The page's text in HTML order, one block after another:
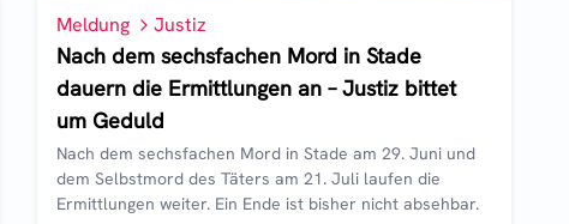
Meldung Justiz
Nach dem sechsfachen Mord in Stade
dauern die Ermittlungen an – Justiz bittet
um Geduld
Nach dem sechsfachen Mord in Stade am 29. Juni und
dem Selbstmord des Täters am 21. Juli laufen die
Ermittlungen weiter. Ein Ende ist bisher nicht absehbar.